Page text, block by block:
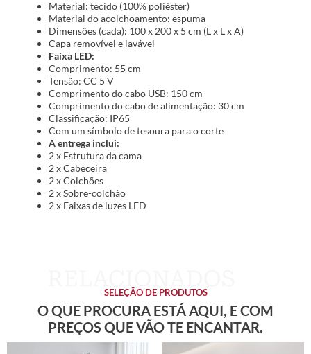
Material: tecido (100% poliéster)
Material do acolchoamento: espuma
Dimensões (cada): 100 x 200 x 5 cm (L x L x A)
Capa removível e lavável
Faixa LED:
Comprimento: 55 cm
Tensão: CC 5 V
Comprimento do cabo USB: 150 cm
Comprimento do cabo de alimentação: 30 cm
Classificação: IP65
Com um símbolo de tesoura para o corte
A entrega inclui:
2 x Estrutura da cama
2 x Cabeceira
2 x Colchões
2 x Sobre-colchão
2 x Faixas de luzes LED
SELEÇÃO DE PRODUTOS
O QUE PROCURA ESTÁ AQUI, E COM
PREÇOS QUE VÃO TE ENCANTAR.